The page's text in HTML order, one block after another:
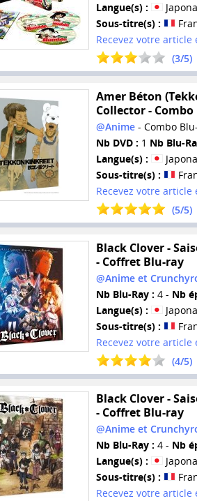
Langue(s) :
Sous-titre(s) :
Recevez votre article
(3/5)
Amer Béton
Collector - Combo
@Anime- Combo
Nb DVD : 1 Nb Blu-
Langue(s) :
Sous-titre(s) :
Recevez votre article
(5/5)
Black Clover -
- Coffret Blu-ray
@Anime et
Nb Blu-Ray : 4 - Nb
Langue(s) :
Sous-titre(s) :
Recevez votre article
(4/5)
Black Clover -
- Coffret Blu-ray
@Anime et
Nb Blu-Ray : 4 - Nb
Langue(s) :
Sous-titre(s) :
Recevez votre article